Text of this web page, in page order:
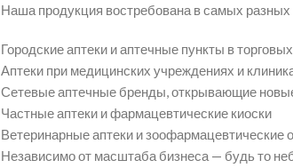
Наша продукция востребована в самых разных
Городские аптеки и аптечные пункты в
Аптеки при медицинских учреждениях и
Сетевые аптечные бренды, открывающие
Частные аптеки и фармацевтические киоски
Ветеринарные аптеки и зоофармацевтические
Независимо от масштаба бизнеса — будь то